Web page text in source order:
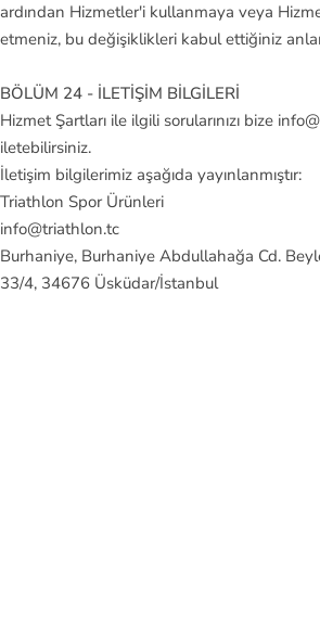
ardından Hizmetler'i kullanmaya veya
etmeniz, bu değişiklikleri kabul ettiğiniz
BÖLÜM 24 - İLETİŞİM BİLGİLERİ
Hizmet Şartları ile ilgili sorularınızı bize
iletebilirsiniz.
İletişim bilgilerimiz aşağıda yayınlanmıştır:
Triathlon Spor Ürünleri
info@triathlon.tc
Burhaniye, Burhaniye Abdullahağa Cd.
33/4, 34676 Üsküdar/İstanbul